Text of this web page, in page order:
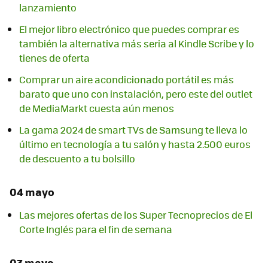
lanzamiento
El mejor libro electrónico que puedes comprar es
también la alternativa más seria al Kindle Scribe y lo
tienes de oferta
Comprar un aire acondicionado portátil es más
barato que uno con instalación, pero este del outlet
de MediaMarkt cuesta aún menos
La gama 2024 de smart TVs de Samsung te lleva lo
último en tecnología a tu salón y hasta 2.500 euros
de descuento a tu bolsillo
04 mayo
Las mejores ofertas de los Super Tecnoprecios de El
Corte Inglés para el fin de semana